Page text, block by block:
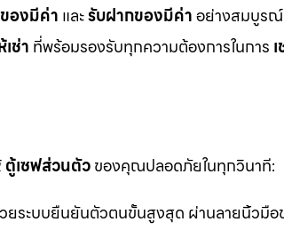
องมีค่า และรับฝากของมีค่าอย่างสมบูรณ์
ช่า ที่พร้อมรองรับทุกความต้องการในการ
ตู้เซฟส่วนตัวของคุณปลอดภัยในทุกวินาที:
ยระบบยืนยันตัวตนขั้นสูงสุด ผ่านลายนิ้วมื